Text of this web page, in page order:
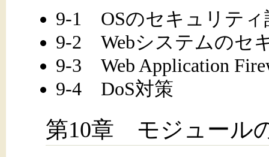
9-1 OSのセキュリティ
9-2 Webシステムのセ
9-3 Web Application
9-4 DoS対策
第10章 モジュール